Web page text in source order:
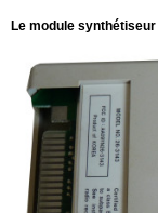
Le module synthétiseur